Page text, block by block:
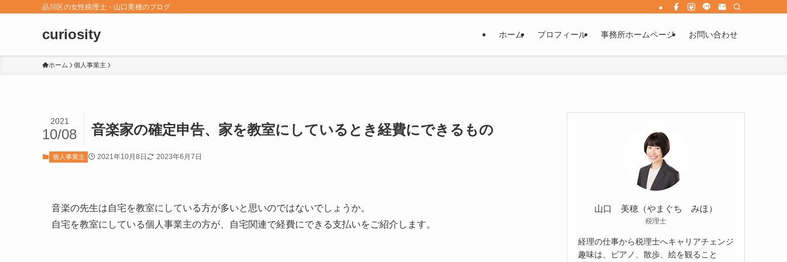
品川区の女性税理士・山口美穂のブログ
curiosity ホーム プロフィール 事務所ホームページ お問い合わせ
ホーム 個人事業主
音楽家の確定申告、家を教室にしているとき経費にできるもの
2021
10/08
個人事業主 2021年10月8日 2023年6月7日
音楽の先生は自宅を教室にしている方が多いと思いのではないでしょうか。
自宅を教室にしている個人事業主の方が、自宅関連で経費にできる支払いをご紹介します。
山口 美穂（やまぐち みほ）
税理士
経理の仕事から税理士へキャリアチェンジ
趣味は、ピアノ、散歩、絵を観ること